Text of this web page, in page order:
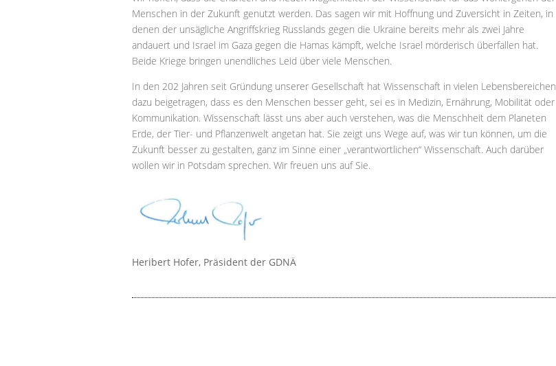
Menschen in der Zukunft genutzt werden. Das sagen wir mit Hoffnung und Zuversicht in Zeiten, in
denen der unsägliche Angriffskrieg Russlands gegen die Ukraine bereits mehr als zwei Jahre
andauert und Israel im Gaza gegen die Hamas kämpft, welche Israel mörderisch überfallen hat.
Beide Kriege bringen unendliches Leid über viele Menschen.
In den 202 Jahren seit Gründung unserer Gesellschaft hat Wissenschaft in vielen Lebensbereichen
dazu beigetragen, dass es den Menschen besser geht, sei es in Medizin, Ernährung, Mobilität oder
Kommunikation. Wissenschaft lässt uns aber auch verstehen, was die Menschheit dem Planeten
Erde, der Tier- und Pflanzenwelt angetan hat. Sie zeigt uns Wege auf, was wir tun können, um die
Zukunft besser zu gestalten, ganz im Sinne einer „verantwortlichen“ Wissenschaft. Auch darüber
wollen wir in Potsdam sprechen. Wir freuen uns auf Sie.
Heribert Hofer, Präsident der GDNÄ